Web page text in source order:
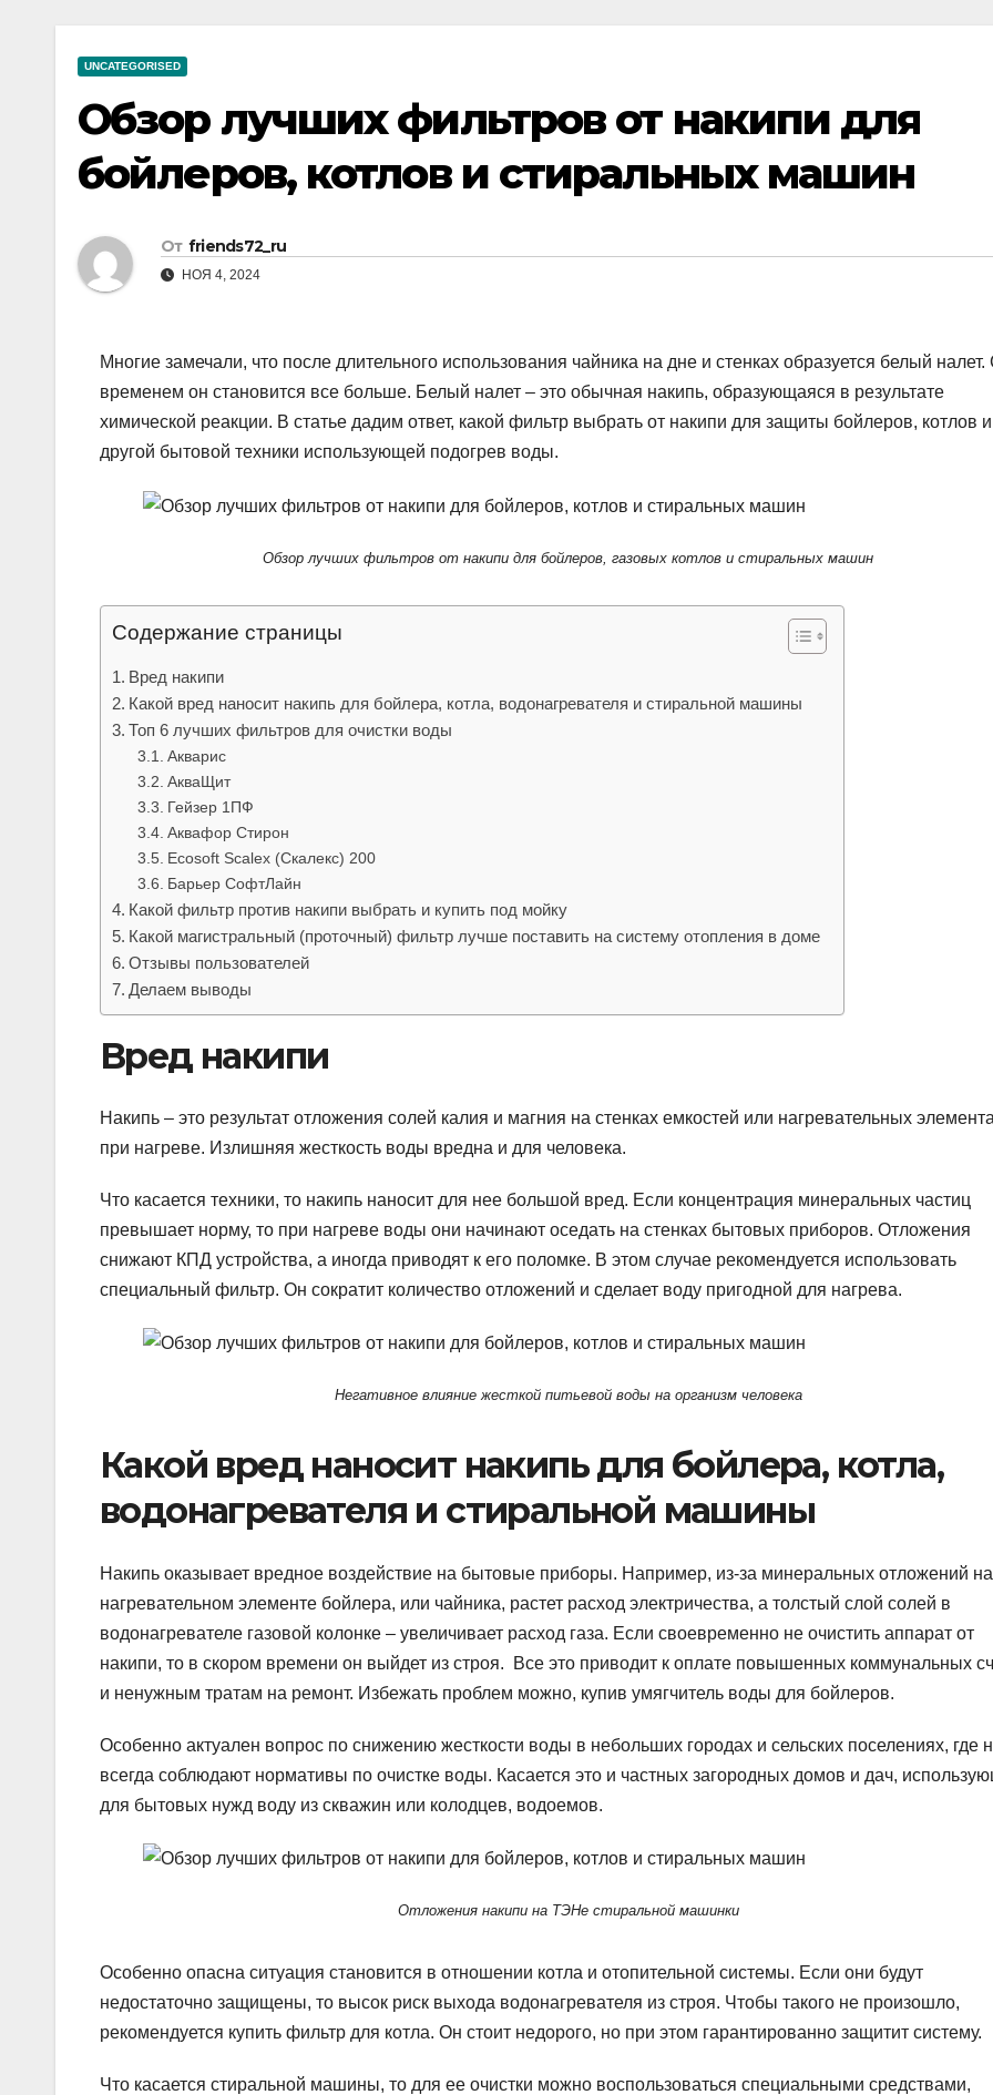
UNCATEGORISED
Обзор лучших фильтров от накипи для
бойлеров, котлов и стиральных машин
От friends72_ru
НОЯ 4, 2024
Многие замечали, что после длительного использования чайника на дне и стенках образуется белый налет.
временем он становится все больше. Белый налет – это обычная накипь, образующаяся в результате
химической реакции. В статье дадим ответ, какой фильтр выбрать от накипи для защиты бойлеров, котлов и
другой бытовой техники использующей подогрев воды.
Обзор лучших фильтров от накипи для бойлеров, газовых котлов и стиральных машин
Содержание страницы
Вред накипи
Какой вред наносит накипь для бойлера, котла, водонагревателя и стиральной машины
Топ 6 лучших фильтров для очистки воды
Акварис
АкваЩит
Гейзер 1ПФ
Аквафор Стирон
Ecosoft Scalex (Скалекс) 200
Барьер СофтЛайн
Какой фильтр против накипи выбрать и купить под мойку
Какой магистральный (проточный) фильтр лучше поставить на систему отопления в доме
Отзывы пользователей
Делаем выводы
Вред накипи
Накипь – это результат отложения солей калия и магния на стенках емкостей или нагревательных
при нагреве. Излишняя жесткость воды вредна и для человека.
Что касается техники, то накипь наносит для нее большой вред. Если концентрация минеральных частиц
превышает норму, то при нагреве воды они начинают оседать на стенках бытовых приборов. Отложения
снижают КПД устройства, а иногда приводят к его поломке. В этом случае рекомендуется использовать
специальный фильтр. Он сократит количество отложений и сделает воду пригодной для нагрева.
Негативное влияние жесткой питьевой воды на организм человека
Какой вред наносит накипь для бойлера, котла,
водонагревателя и стиральной машины
Накипь оказывает вредное воздействие на бытовые приборы. Например, из-за минеральных отложений на
нагревательном элементе бойлера, или чайника, растет расход электричества, а толстый слой солей в
водонагревателе газовой колонке – увеличивает расход газа. Если своевременно не очистить аппарат от
накипи, то в скором времени он выйдет из строя. Все это приводит к оплате повышенных коммунальных
и ненужным тратам на ремонт. Избежать проблем можно, купив умягчитель воды для бойлеров.
Особенно актуален вопрос по снижению жесткости воды в небольших городах и сельских поселениях, где
всегда соблюдают нормативы по очистке воды. Касается это и частных загородных домов и дач,
для бытовых нужд воду из скважин или колодцев, водоемов.
Отложения накипи на ТЭНе стиральной машинки
Особенно опасна ситуация становится в отношении котла и отопительной системы. Если они будут
недостаточно защищены, то высок риск выхода водонагревателя из строя. Чтобы такого не произошло,
рекомендуется купить фильтр для котла. Он стоит недорого, но при этом гарантированно защитит систему.
Что касается стиральной машины, то для ее очистки можно воспользоваться специальными средствами,